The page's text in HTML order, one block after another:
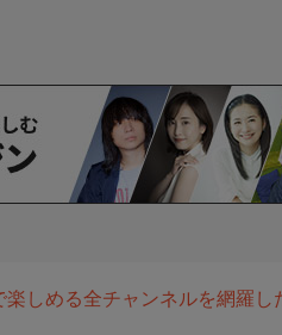
しめる全チャンネルを網羅し